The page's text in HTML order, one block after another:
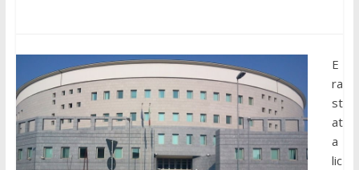
E
ra
st
at
a
lic